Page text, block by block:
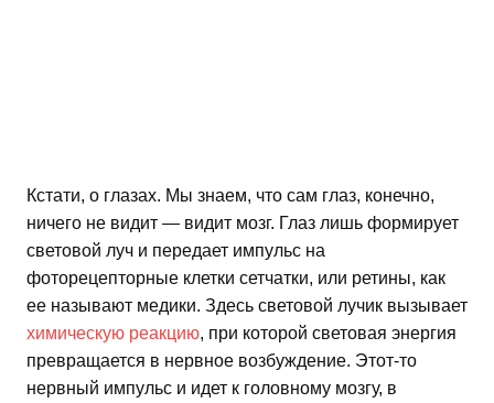
Кстати, о глазах. Мы знаем, что сам глаз, конечно,
ничего не видит — видит мозг. Глаз лишь формирует
световой луч и передает импульс на
фоторецепторные клетки сетчатки, или ретины, как
ее называют медики. Здесь световой лучик вызывает
химическую реакцию, при которой световая энергия
превращается в нервное возбуждение. Этот-то
нервный импульс и идет к головному мозгу, в